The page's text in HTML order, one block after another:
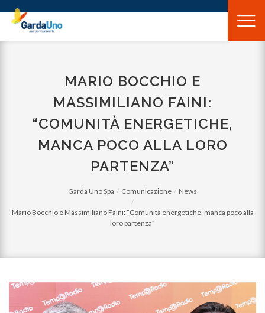
Gardauno
Spa
MARIO BOCCHIO E
MASSIMILIANO FAINI:
“COMUNITÀ ENERGETICHE,
MANCA POCO ALLA LORO
PARTENZA”
Garda Uno Spa Comunicazione News
Mario Bocchio e Massimiliano Faini: “Comunità energetiche, manca poco alla
loro partenza”